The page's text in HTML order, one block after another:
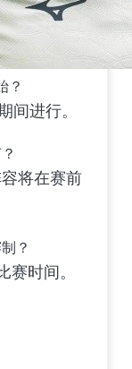
？
间进行。
将在赛前
？
时间。